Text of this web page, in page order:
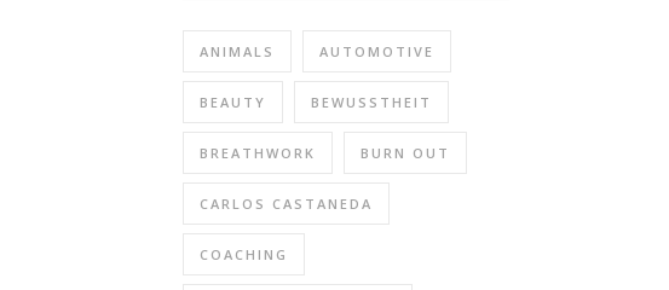
ANIMALS AUTOMOTIVE
BEAUTY BEWUSSTHEIT
BREATHWORK BURN OUT
CARLOS CASTANEDA
COACHING